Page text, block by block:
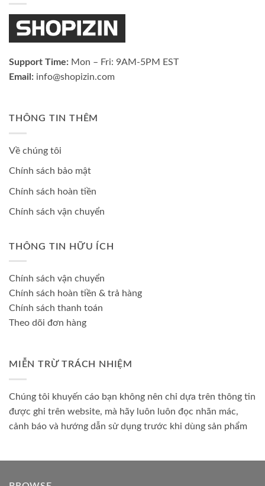
Support Time: Mon – Fri: 9AM-5PM EST
Email: info@shopizin.com
THÔNG TIN THÊM
Về chúng tôi
Chính sách bảo mật
Chính sách hoàn tiền
Chính sách vận chuyển
THÔNG TIN HỮU ÍCH
Chính sách vận chuyển
Chính sách hoàn tiền & trả hàng
Chính sách thanh toán
Theo dõi đơn hàng
MIỄN TRỪ TRÁCH NHIỆM
Chúng tôi khuyến cáo bạn không nên chỉ dựa trên thông tin
được ghi trên website, mà hãy luôn luôn đọc nhãn mác,
cảnh báo và hướng dẫn sử dụng trước khi dùng sản phẩm